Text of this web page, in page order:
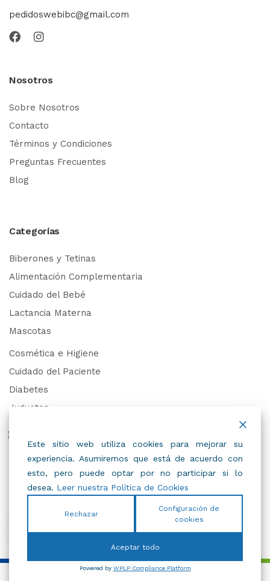
pedidoswebibc@gmail.com
Nosotros
Sobre Nosotros
Contacto
Términos y Condiciones
Preguntas Frecuentes
Blog
Categorías
Biberones y Tetinas
Alimentación Complementaria
Cuidado del Bebé
Lactancia Materna
Mascotas
Cosmética e Higiene
Cuidado del Paciente
Diabetes
Juguetes
Trabaja con Nosotros
Este sitio web utiliza cookies para mejorar su
experiencia. Asumiremos que está de acuerdo con
esto, pero puede optar por no participar si lo
desea. Leer nuestra Política de Cookies
Rechazar
Configuración de
cookies
Aceptar todo
Powered by WPLP Compliance Platform